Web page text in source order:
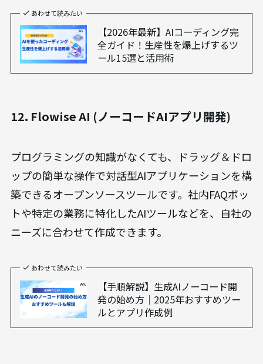
あわせて読みたい
【2026年最新】AIコーディング完
全ガイド！生産性を爆上げするツ
ール15選と活用術
12. Flowise AI (ノーコードAIアプリ開発)
プログラミングの知識がなくても、ドラッグ＆ドロ
ップの簡単な操作で対話型AIアプリケーションを構
築できるオープンソースツールです。社内FAQボッ
トや特定の業務に特化したAIツールなどを、自社の
ニーズに合わせて作成できます。
あわせて読みたい
【手順解説】生成AIノーコード開
発の始め方｜2025年おすすめツー
ルとアプリ作成例